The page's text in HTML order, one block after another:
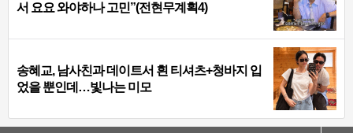
서 요요 와야하나 고민”(전현무계획4)
송혜교, 남사친과 데이트서 흰 티셔츠+청바지 입
었을 뿐인데…빛나는 미모